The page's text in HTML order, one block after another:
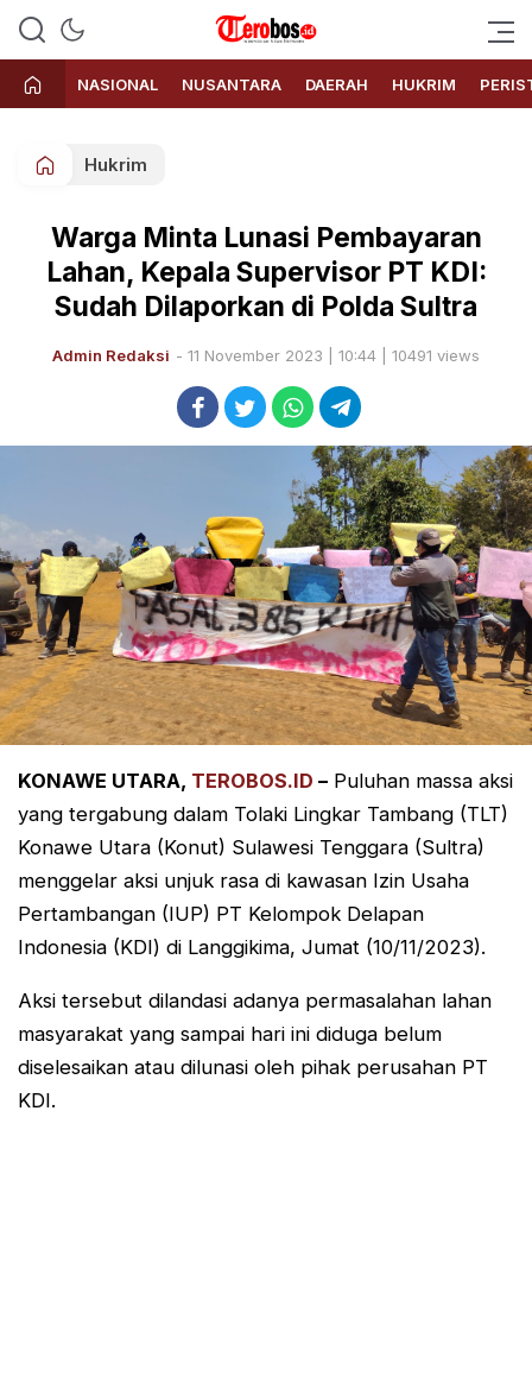
Terobos.id – Kabar terkini dari
Indonesia
Media siber yang menyajikan
berita terbaru dan kabar terkini
dari Indonesia untuk dunia
NASIONAL NUSANTARA DAERAH HUKRIM
Hukrim
Warga Minta Lunasi Pembayaran
Lahan, Kepala Supervisor PT KDI:
Sudah Dilaporkan di Polda Sultra
Admin Redaksi - 11 November 2023 | 10:44 | 10491 views
KONAWE UTARA, TEROBOS.ID – Puluhan massa aksi
yang tergabung dalam Tolaki Lingkar Tambang (TLT)
Konawe Utara (Konut) Sulawesi Tenggara (Sultra)
menggelar aksi unjuk rasa di kawasan Izin Usaha
Pertambangan (IUP) PT Kelompok Delapan
Indonesia (KDI) di Langgikima, Jumat (10/11/2023).
Aksi tersebut dilandasi adanya permasalahan lahan
masyarakat yang sampai hari ini diduga belum
diselesaikan atau dilunasi oleh pihak perusahan PT
KDI.